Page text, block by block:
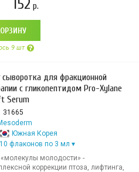
152 р.
9 шт
сыворотка для фракционной
с гликопептидом Pro-Xylane
Serum
31665
Южная Корея
10 флаконов по 3 мл
молодости» -
коррекции птоза, лифтинга,